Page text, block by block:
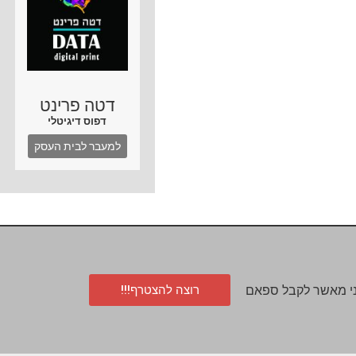
דטה פרינט
דפוס דיגיטלי
למעבר לבית העסק
מאשר לקבל ספאם רוצה להצטרף!!!